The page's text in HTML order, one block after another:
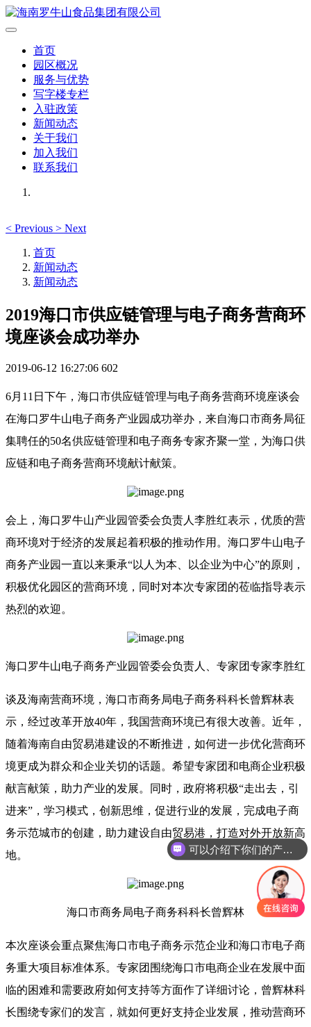
首页
园区概况
服务与优势
写字楼专栏
入驻政策
新闻动态
关于我们
加入我们
联系我们
< Previous > Next
首页
新闻动态
新闻动态
2019海口市供应链管理与电子商务营商环
境座谈会成功举办
2019-06-12 16:27:06 602
6月11日下午，海口市供应链管理与电子商务营商环境座谈会
在海口罗牛山电子商务产业园成功举办，来自海口市商务局征
集聘任的50名供应链管理和电子商务专家齐聚一堂，为海口供
应链和电子商务营商环境献计献策。
会上，海口罗牛山产业园管委会负责人李胜红表示，优质的营
商环境对于经济的发展起着积极的推动作用。海口罗牛山电子
商务产业园一直以来秉承“以人为本、以企业为中心”的原则，
积极优化园区的营商环境，同时对本次专家团的莅临指导表示
热烈的欢迎。
海口罗牛山电子商务产业园管委会负责人、专家团专家李胜红
谈及海南营商环境，海口市商务局电子商务科科长曾辉林表
示，经过改革开放40年，我国营商环境已有很大改善。近年，
随着海南自由贸易港建设的不断推进，如何进一步优化营商环
境更成为群众和企业关切的话题。希望专家团和电商企业积极
献言献策，助力产业的发展。同时，政府将积极“走出去，引
进来”，学习模式，创新思维，促进行业的发展，完成电子商
务示范城市的创建，助力建设自由贸易港，打造对外开放新高
地。
海口市商务局电子商务科科长曾辉林
本次座谈会重点聚焦海口市电子商务示范企业和海口市电子商
务重大项目标准体系。专家团围绕海口市电商企业在发展中面
临的困难和需要政府如何支持等方面作了详细讨论，曾辉林科
长围绕专家们的发言，就如何更好支持企业发展，推动营商环
可以介绍下你们的产品么